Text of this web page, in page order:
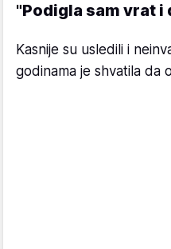
"Podigla sam vrat i
Kasnije su usledili i
godinama je shvatila da